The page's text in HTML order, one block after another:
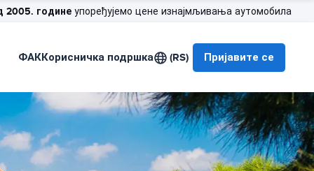
2005. године упоређујемо цене изнајмљивања аутомобила
ФАККорисничка подршка (RS) Пријавите се